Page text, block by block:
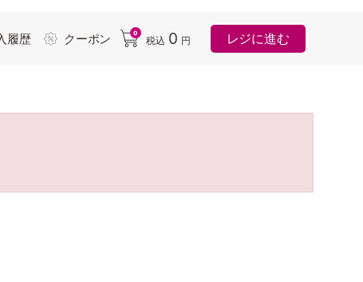
履歴 クーポン 0
税込 0 円 レジに進む